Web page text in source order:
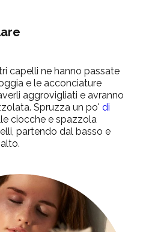
capelli ne hanno passate
e le acconciature
aggrovigliati e avranno
Spruzza un po' di
ciocche e spazzola
partendo dal basso e